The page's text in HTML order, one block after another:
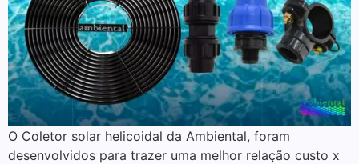
O Coletor solar helicoidal da Ambiental, foram
desenvolvidos para trazer uma melhor relação custo x